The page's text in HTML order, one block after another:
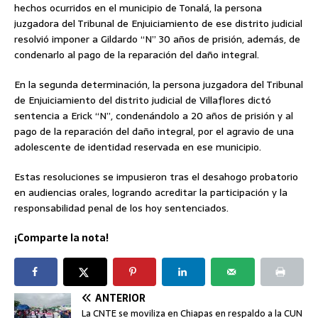
hechos ocurridos en el municipio de Tonalá, la persona
juzgadora del Tribunal de Enjuiciamiento de ese distrito judicial
resolvió imponer a Gildardo “N” 30 años de prisión, además, de
condenarlo al pago de la reparación del daño integral.
En la segunda determinación, la persona juzgadora del Tribunal
de Enjuiciamiento del distrito judicial de Villaflores dictó
sentencia a Erick “N”, condenándolo a 20 años de prisión y al
pago de la reparación del daño integral, por el agravio de una
adolescente de identidad reservada en ese municipio.
Estas resoluciones se impusieron tras el desahogo probatorio
en audiencias orales, logrando acreditar la participación y la
responsabilidad penal de los hoy sentenciados.
¡Comparte la nota!
ANTERIOR
La CNTE se moviliza en Chiapas en respaldo a la CUN